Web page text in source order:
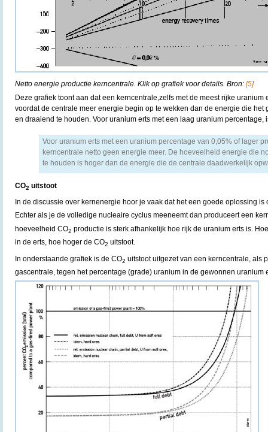
Netto energie productie kerncentrale. Klik op grafiek voor details. Bron: [5]
Deze grafiek toont aan dat een kerncentrale,zelfs met de meest rijke uranium
voordat de centrale meer energie begin op te wekken dan de energie die het
en draaiend te houden. Voor uranium erts met een laag uranium percentage,
Voor uranium erts met een uranium percentage van 0,05% of lager
kerncentrale netto geen energie meer. De hoeveelheid energie die
te houden is hoger dan de energie die de centrale daadwerkelijk
CO2 uitstoot
In de discussie over kernenergie hoor je vaak dat het een goede oplossing is
Echter als je de volledige nucleaire cyclus meeneemt dan produceert een
hoeveelheid CO2 productie is sterk afhankelijk hoe rijk de uranium erts is.
in de erts, hoe hoger de CO2 uitstoot.
In onderstaande grafiek is de CO2 uitstoot uitgezet van een kerncentrale, als
gascentrale, tegen het percentage (grade) uranium in de gewonnen uranium